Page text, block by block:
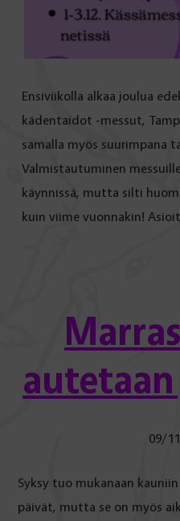
Ensiviikolla alkaa joulua
kädentaidot -messut,
samalla myös suurimpana
Valmistautuminen
käynnissä, mutta silti
kuin viime vuonnakin!
autetaan
09/
Syksy tuo mukanaan
päivät, mutta se on myös